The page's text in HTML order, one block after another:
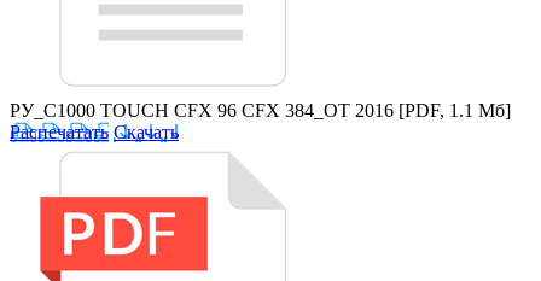
РУ_C1000 TOUCH CFX 96 CFX 384_ОТ 2016 [PDF, 1.1 Мб]
Распечатать Скачать